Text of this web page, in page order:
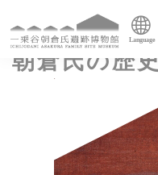
Language
朝倉氏の歴史